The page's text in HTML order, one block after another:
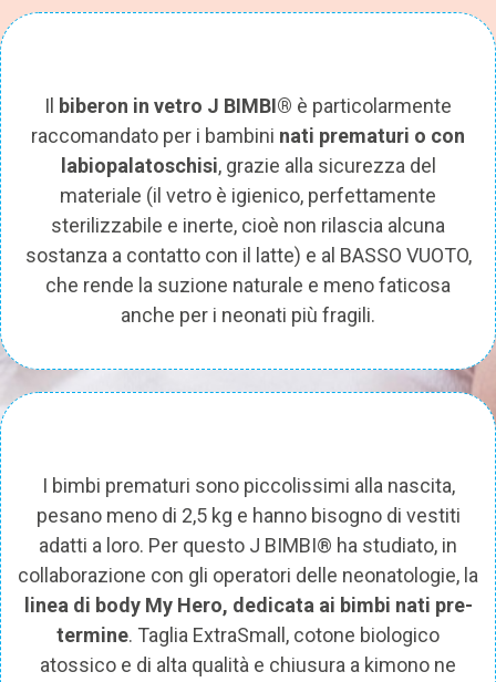
Il biberon in vetro J BIMBI® è particolarmente
raccomandato per i bambini nati prematuri o con
labiopalatoschisi, grazie alla sicurezza del
materiale (il vetro è igienico, perfettamente
sterilizzabile e inerte, cioè non rilascia alcuna
sostanza a contatto con il latte) e al BASSO VUOTO,
che rende la suzione naturale e meno faticosa
anche per i neonati più fragili.
I bimbi prematuri sono piccolissimi alla nascita,
pesano meno di 2,5 kg e hanno bisogno di vestiti
adatti a loro. Per questo J BIMBI® ha studiato, in
collaborazione con gli operatori delle neonatologie, la
linea di body My Hero, dedicata ai bimbi nati pre-
termine. Taglia ExtraSmall, cotone biologico
atossico e di alta qualità e chiusura a kimono ne